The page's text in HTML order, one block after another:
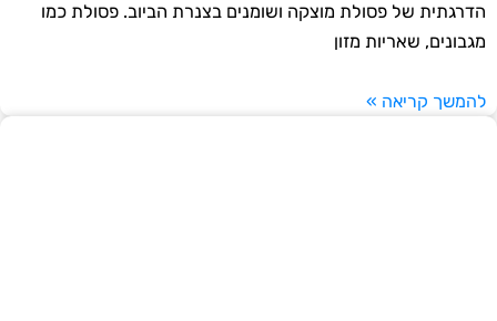
הדרגתית של פסולת מוצקה ושומנים בצנרת הביוב. פסולת כמו
מגבונים, שאריות מזון
להמשך קריאה »